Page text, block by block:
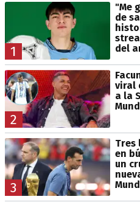
1
"Me
de
del
2
viral
a la
3
Tres
en
un